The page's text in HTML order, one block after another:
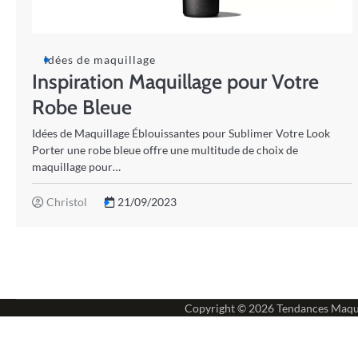
Idées de maquillage
Inspiration Maquillage pour Votre
Robe Bleue
Idées de Maquillage Éblouissantes pour Sublimer Votre Look
Porter une robe bleue offre une multitude de choix de
maquillage pour…
Christol 21/09/2023
Copyright © 2026Tendances